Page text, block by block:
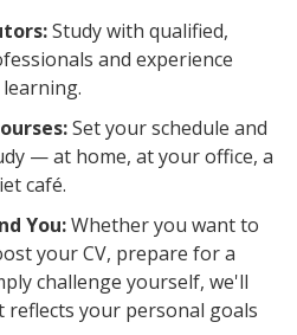
Study with qualified,
and experience
Set your schedule and
— at home, at your office, a
café.
You:Whether you want to
your CV, prepare for a
challenge yourself, we'll
reflects your personal goals